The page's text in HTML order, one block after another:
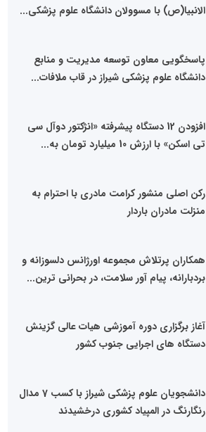
الانبیا(ص) با مسوولان دانشگاه علوم پزشکی...
پاسخگویی معاون توسعه مدیریت و منابع
دانشگاه علوم پزشکی شیراز در قاب ملافات...
افزودن 12 دستگاه پیشرفته «انژکتور دوآل سی
تی اسکن» با ارزش 10 میلیارد تومان به...
رکن اصلی منشور کرامت مادری با احترام به
منزلت مادران باردار
همکاران پرتلاش مجموعه اورژانس دلسوزانه و
بردبارانه، پیام آور سلامت، در بحرانی ترین...
آغاز برگزاری دوره آموزشی هیات عالی گزینش
دستگاه های اجرایی جنوب کشور
دانشجویان علوم پزشکی شیراز با کسب 7 مدال
رنگارنگ در المپیاد کشوری درخشیدند